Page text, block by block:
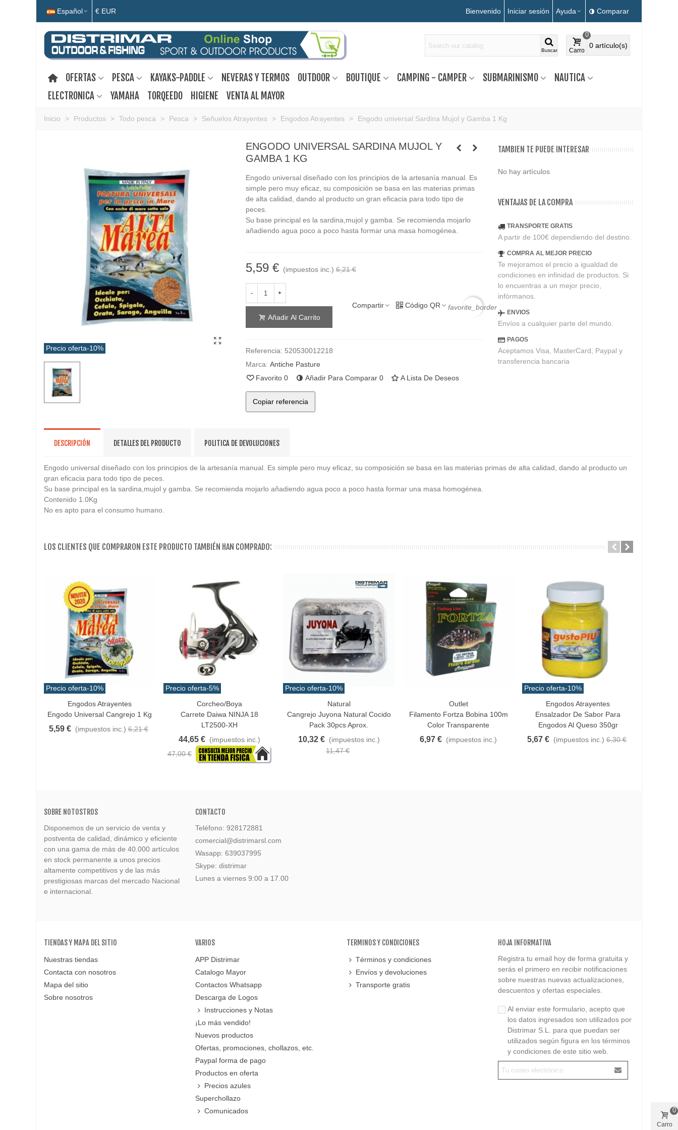
Español € EUR Bienvenido Iniciar sesión Ayuda Comparar
Buscar Carro
0
0 artículo(s)
OFERTAS PESCA KAYAKS-PADDLE NEVERAS Y TERMOS OUTDOOR BOUTIQUE CAMPING - CAMPER SUBMARINISMO
NAUTICA
ELECTRONICA
YAMAHA TORQEEDO HIGIENE VENTA AL MAYOR
Inicio > Productos > Todo pesca > Pesca > Señuelos Atrayentes > Engodos Atrayentes > Engodo universal Sardina Mujol y Gamba 1 Kg
Precio oferta-10%
ENGODO UNIVERSAL SARDINA MUJOL Y
GAMBA 1 KG
Engodo universal diseñado con los principios de la artesanía manual. Es
simple pero muy eficaz, su composición se basa en las materias primas
de alta calidad, dando al producto un gran eficacia para todo tipo de
peces.
Su base principal es la sardina,mujol y gamba. Se recomienda mojarlo
añadiendo agua poco a poco hasta formar una masa homogénea.
5,59 € (impuestos inc.) 6,21 €
- +
Añadir Al Carrito
Compartir Código QR favorite_border
Referencia: 520530012218
Marca: Antiche Pasture
Favorito 0 Añadir Para Comparar 0 A Lista De Deseos
Copiar referencia
TAMBIEN TE PUEDE INTERESAR
No hay artículos
VENTAJAS DE LA COMPRA
TRANSPORTE GRATIS
A partir de 100€ dependiendo del destino.
COMPRA AL MEJOR PRECIO
Te mejoramos el precio a igualdad de
condiciones en infinidad de productos. Si
lo encuentras a un mejor precio,
infórmanos.
ENVIOS
Envíos a cualquier parte del mundo.
PAGOS
Aceptamos Visa, MasterCard, Paypal y
transferencia bancaria
DESCRIPCIÓN DETALLES DEL PRODUCTO POLITICA DE DEVOLUCIONES
Engodo universal diseñado con los principios de la artesanía manual. Es simple pero muy eficaz, su composición se basa en las materias primas de alta calidad, dando al producto un
gran eficacia para todo tipo de peces.
Su base principal es la sardina,mujol y gamba. Se recomienda mojarlo añadiendo agua poco a poco hasta formar una masa homogénea.
Contenido 1.0Kg
No es apto para el consumo humano.
LOS CLIENTES QUE COMPRARON ESTE PRODUCTO TAMBIÉN HAN COMPRADO:
Precio oferta-10%
Añadir Al Carrito
Engodos Atrayentes
Engodo Universal Cangrejo 1 Kg
5,59 € (impuestos inc.) 6,21 €
Precio oferta-5%
Añadir Al Carrito
Corcheo/Boya
Carrete Daiwa NINJA 18
LT2500-XH
44,65 € (impuestos inc.)
47,00 €
Precio oferta-10%
Añadir Al CarritoNatural
Cangrejo Juyona Natural Cocido
Pack 30pcs Aprox.
10,32 € (impuestos inc.)
11,47 €
Outlet
Filamento Fortza Bobina 100m
Color Transparente
6,97 € (impuestos inc.)
Precio oferta-10%
Añadir Al Carrito
Engodos Atrayentes
Ensalzador De Sabor Para
Engodos Al Queso 350gr
5,67 € (impuestos inc.) 6,30 €
SOBRE NOTOSTROS
Disponemos de un servicio de venta y
postventa de calidad, dinámico y eficiente
con una gama de más de 40.000 artículos
en stock permanente a unos precios
altamente competitivos y de las más
prestigiosas marcas del mercado Nacional
e internacional.
CONTACTO
Teléfono: 928172881
comercial@distrimarsl.com
Wasapp: 639037995
Skype: distrimar
Lunes a viernes 9:00 a 17.00
TIENDAS Y MAPA DEL SITIO
Nuestras tiendas
Contacta con nosotros
Mapa del sitio
Sobre nosotros
VARIOS
APP Distrimar
Catalogo Mayor
Contactos Whatsapp
Descarga de Logos
Instrucciones y Notas
¡Lo más vendido!
Nuevos productos
Ofertas, promociones, chollazos, etc.
Paypal forma de pago
Productos en oferta
Precios azules
Superchollazo
Comunicados
TERMINOS Y CONDICIONES
Términos y condiciones
Envíos y devoluciones
Transporte gratis
HOJA INFORMATIVA
Registra tu email hoy de forma gratuita y
serás el primero en recibir notificaciones
sobre nuestras nuevas actualizaciones,
descuentos y ofertas especiales.
Al enviar este formulario, acepto que
los datos ingresados son utilizados por
Distrimar S.L. para que puedan ser
utilizados según figura en los términos
y condiciones de este sitio web.
Carro
0